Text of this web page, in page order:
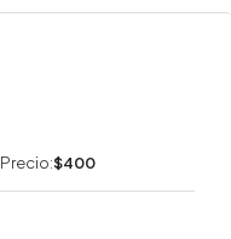
Precio:$400